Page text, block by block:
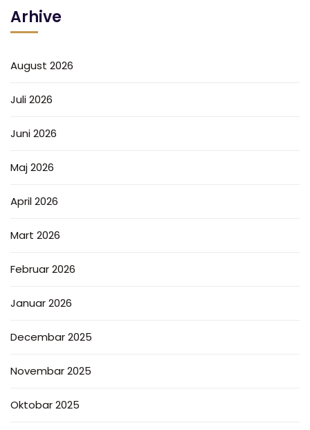
Arhive
August 2026
Juli 2026
Juni 2026
Maj 2026
April 2026
Mart 2026
Februar 2026
Januar 2026
Decembar 2025
Novembar 2025
Oktobar 2025